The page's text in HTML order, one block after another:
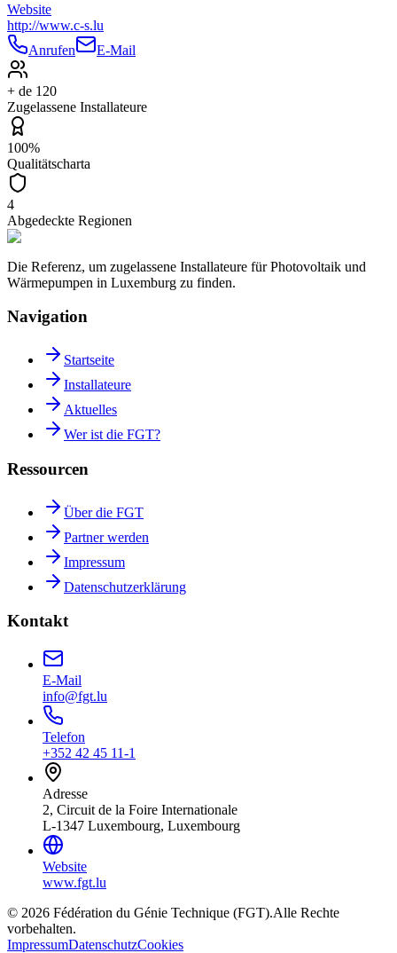
Website
http://www.c-s.lu
Anrufen
E-Mail
+ de 120
Zugelassene Installateure
100%
Qualitätscharta
4
Abgedeckte Regionen
Die Referenz, um zugelassene Installateure für Photovoltaik und
Wärmepumpen in Luxemburg zu finden.
Navigation
Startseite
Installateure
Aktuelles
Wer ist die FGT?
Ressourcen
Über die FGT
Partner werden
Impressum
Datenschutzerklärung
Kontakt
E-Mail
info@fgt.lu
Telefon
+352 42 45 11-1
Adresse
2, Circuit de la Foire Internationale
L-1347 Luxembourg, Luxembourg
Website
www.fgt.lu
© 2026 Fédération du Génie Technique (FGT).Alle Rechte
vorbehalten.
ImpressumDatenschutzCookies